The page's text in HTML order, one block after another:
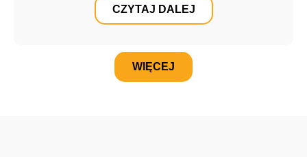
CZYTAJ DALEJ
WIĘCEJ